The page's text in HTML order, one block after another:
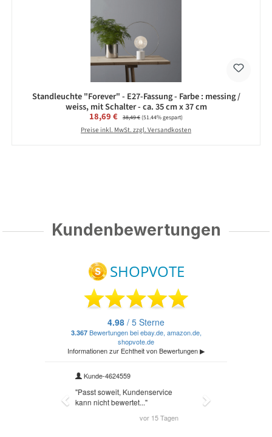
Standleuchte "Forever" - E27-Fassung - Farbe : messing /
weiss, mit Schalter - ca. 35 cm x 37 cm
Verkaufspreis:
18,69 € Regulärer Preis:
38,49 €(51.44% gespart)
Preise inkl. MwSt. zzgl. Versandkosten
Kundenbewertungen